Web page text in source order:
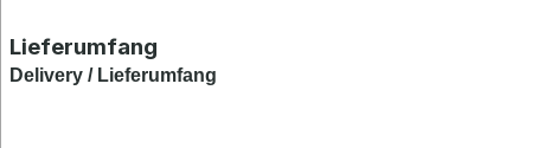
Lieferumfang
Delivery / Lieferumfang